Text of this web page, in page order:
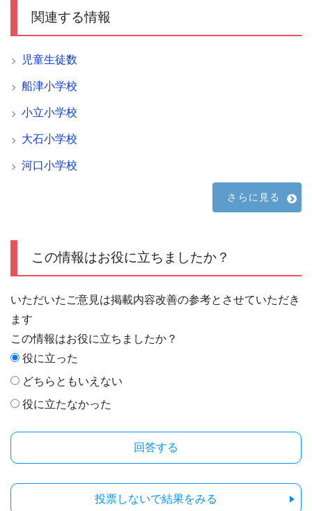
関連する情報
児童生徒数
船津小学校
小立小学校
大石小学校
河口小学校
さらに見る
この情報はお役に立ちましたか？
いただいたご意見は掲載内容改善の参考とさせていただき
ます
この情報はお役に立ちましたか？
役に立った
どちらともいえない
役に立たなかった
投票しないで結果をみる